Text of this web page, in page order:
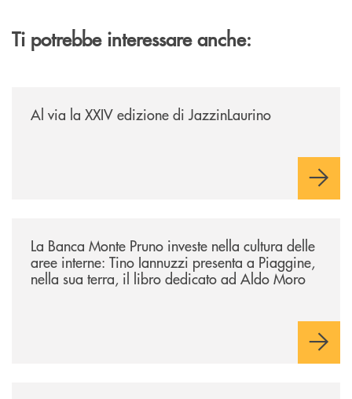
Ti potrebbe interessare anche:
Al via la XXIV edizione di JazzinLaurino
La Banca Monte Pruno investe nella cultura delle
aree interne: Tino Iannuzzi presenta a Piaggine,
nella sua terra, il libro dedicato ad Aldo Moro